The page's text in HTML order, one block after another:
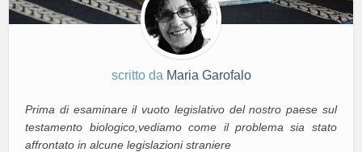
scritto da Maria Garofalo
Prima di esaminare il vuoto legislativo del nostro paese sul
testamento biologico,vediamo come il problema sia stato
affrontato in alcune legislazioni straniere